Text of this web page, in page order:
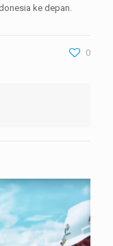
ke depan.
0